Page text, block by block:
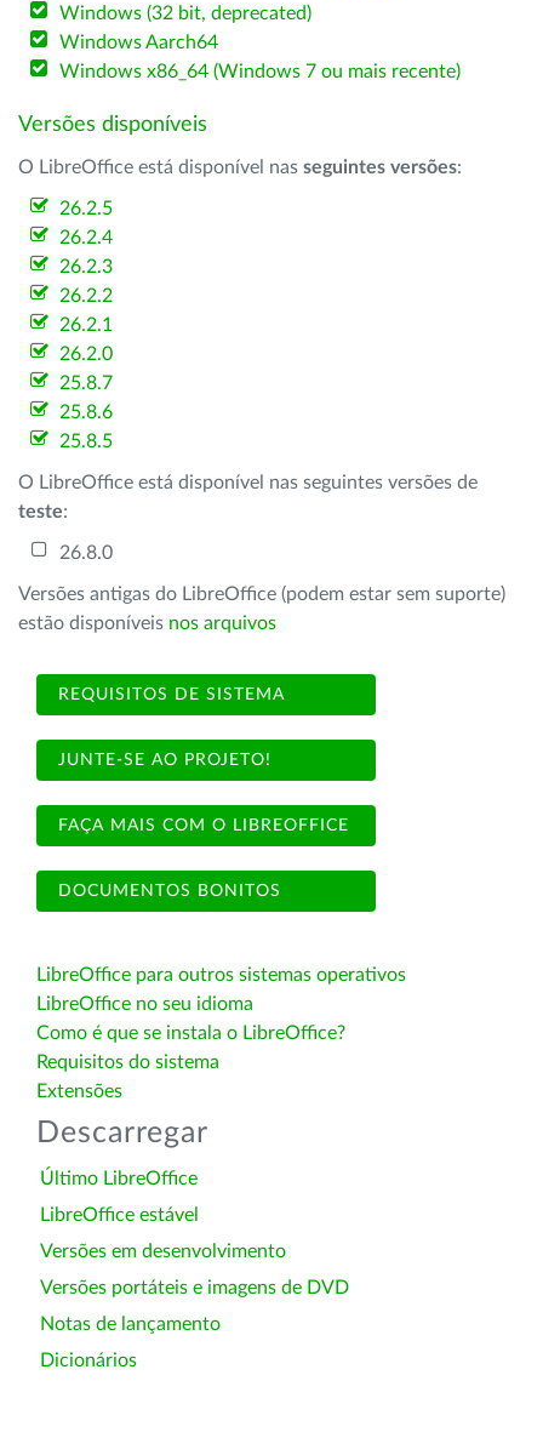
Windows (32 bit, deprecated)
Windows Aarch64
Windows x86_64 (Windows 7 ou mais recente)
Versões disponíveis
O LibreOffice está disponível nas seguintes versões:
26.2.5
26.2.4
26.2.3
26.2.2
26.2.1
26.2.0
25.8.7
25.8.6
25.8.5
O LibreOffice está disponível nas seguintes versões de
teste:
26.8.0
Versões antigas do LibreOffice (podem estar sem suporte)
estão disponíveis nos arquivos
REQUISITOS DE SISTEMA
JUNTE-SE AO PROJETO!
FAÇA MAIS COM O LIBREOFFICE
DOCUMENTOS BONITOS
LibreOffice para outros sistemas operativos
LibreOffice no seu idioma
Como é que se instala o LibreOffice?
Requisitos do sistema
Extensões
Descarregar
Último LibreOffice
LibreOffice estável
Versões em desenvolvimento
Versões portáteis e imagens de DVD
Notas de lançamento
Dicionários